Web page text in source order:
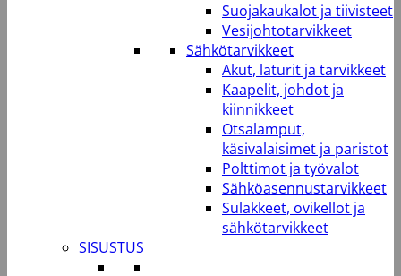
Suojakaukalot ja tiivisteet
Vesijohtotarvikkeet
Sähkötarvikkeet
Akut, laturit ja tarvikkeet
Kaapelit, johdot ja
kiinnikkeet
Otsalamput,
käsivalaisimet ja paristot
Polttimot ja työvalot
Sähköasennustarvikkeet
Sulakkeet, ovikellot ja
sähkötarvikkeet
SISUSTUS